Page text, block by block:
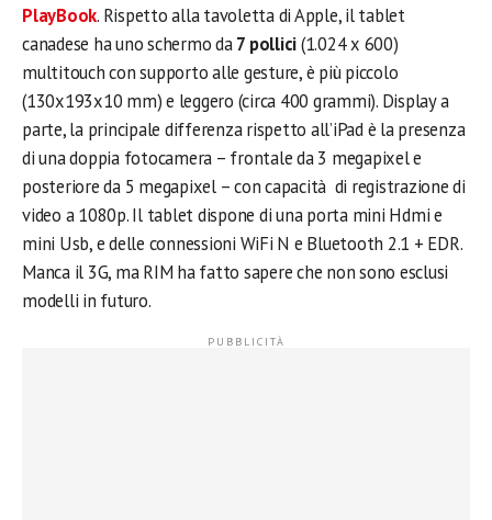
PlayBook. Rispetto alla tavoletta di Apple, il tablet
canadese ha uno schermo da7 pollici(1.024 x 600)
multitouch con supporto alle gesture, è più piccolo
(130x193x10 mm) e leggero (circa 400 grammi). Display a
parte, la principale differenza rispetto all’iPad è la presenza
di una doppia fotocamera – frontale da 3 megapixel e
posteriore da 5 megapixel – con capacità di registrazione di
video a 1080p. Il tablet dispone di una porta mini Hdmi e
mini Usb, e delle connessioni WiFi N e Bluetooth 2.1 + EDR.
Manca il 3G, ma RIM ha fatto sapere che non sono esclusi
modelli in futuro.